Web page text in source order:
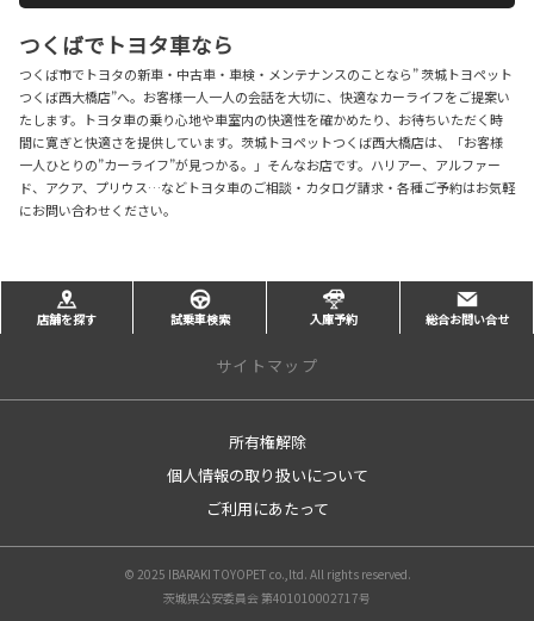
つくばでトヨタ車なら
つくば市でトヨタの新車・中古車・車検・メンテナンスのことなら” 茨城トヨペット
つくば西大橋店”へ。お客様一人一人の会話を大切に、快適なカーライフをご提案い
たします。トヨタ車の乗り心地や車室内の快適性を確かめたり、お待ちいただく時
間に寛ぎと快適さを提供しています。茨城トヨペットつくば西大橋店は、「お客様
一人ひとりの”カーライフ”が見つかる。」そんなお店です。ハリアー、アルファー
ド、アクア、プリウス…などトヨタ車のご相談・カタログ請求・各種ご予約はお気軽
にお問い合わせください。
店舗を探す 試乗車検索 入庫予約 総合お問い合せ
サイトマップ
店舗一覧
所有権解除
個人情報の取り扱いについて
ご利用にあたって
© 2025 IBARAKI TOYOPET co.,ltd. All rights reserved.
茨城県公安委員会 第401010002717号